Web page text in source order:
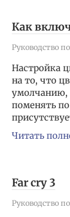
Как
Руководство
Настройка
на то, что
умолчанию,
поменять
Читать
Far cry 3
Руководство